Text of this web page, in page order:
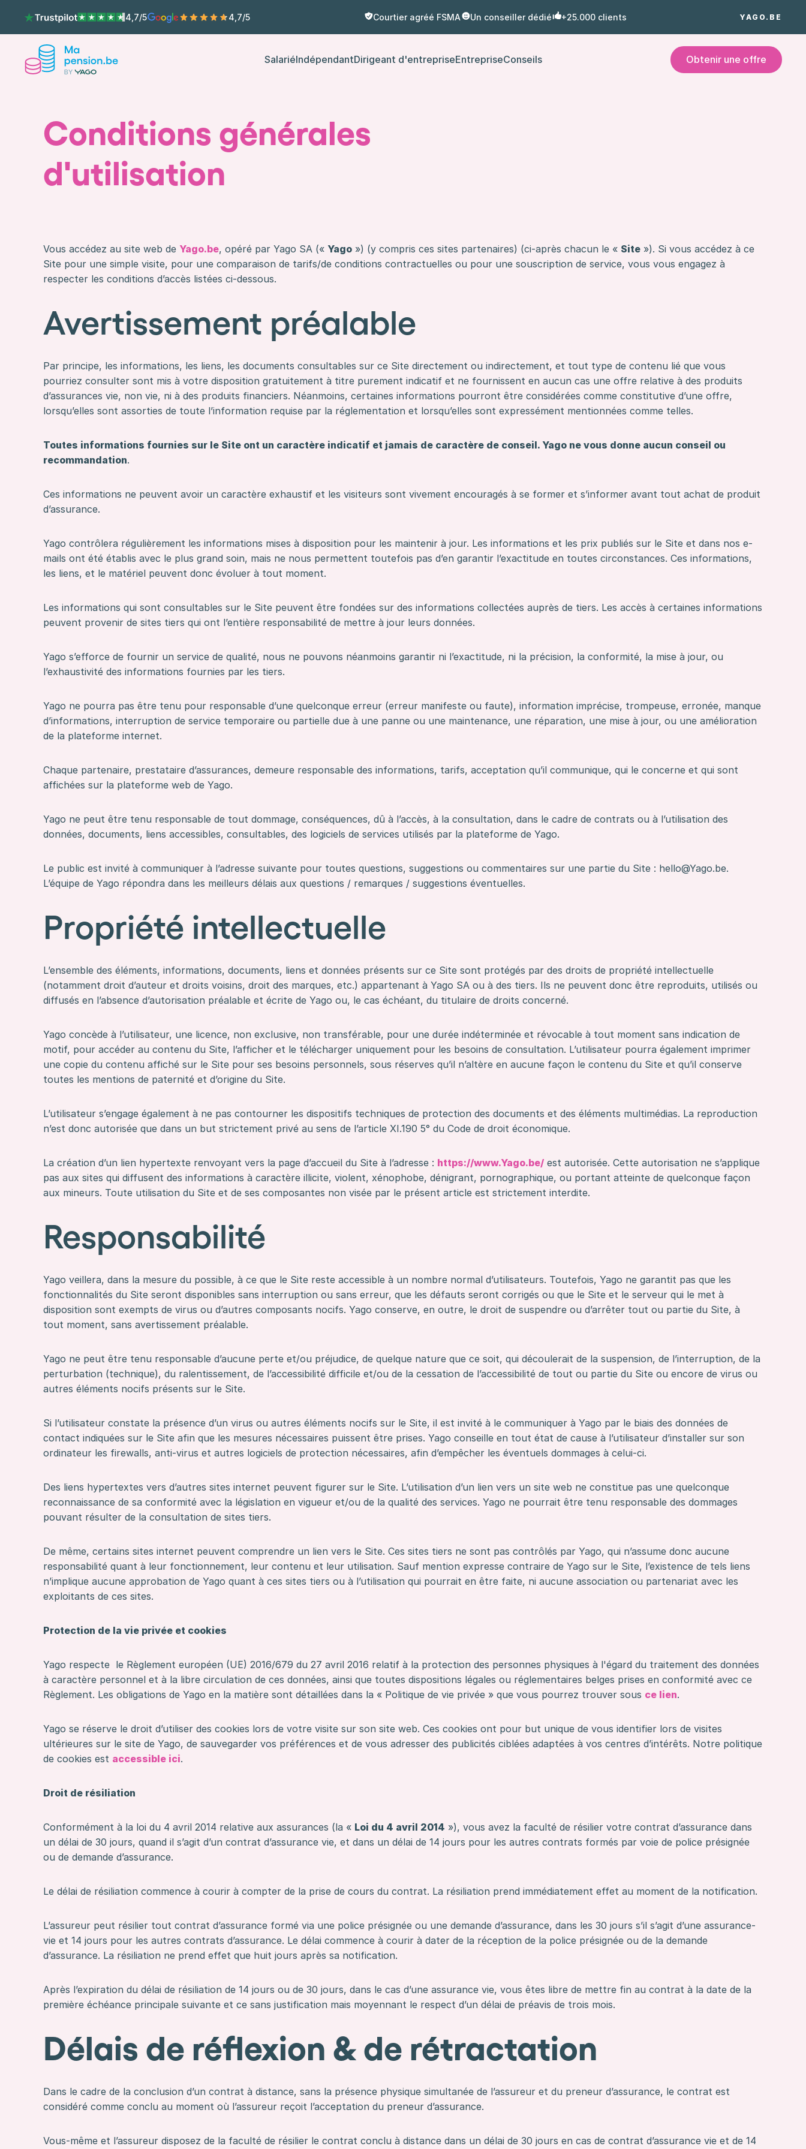
4,7/5 4,7/5 Courtier agréé FSMA Un conseiller dédié +25.000 clients YAGO.BE
SalariéIndépendantDirigeant d'entrepriseEntrepriseConseils Obtenir une offre
Conditions générales
d'utilisation
Vous accédez au site web de Yago.be, opéré par Yago SA (« Yago ») (y compris ces sites partenaires) (ci-après chacun le « Site »). Si vous accédez à ce
Site pour une simple visite, pour une comparaison de tarifs/de conditions contractuelles ou pour une souscription de service, vous vous engagez à
respecter les conditions d’accès listées ci-dessous.
Avertissement préalable
Par principe, les informations, les liens, les documents consultables sur ce Site directement ou indirectement, et tout type de contenu lié que vous
pourriez consulter sont mis à votre disposition gratuitement à titre purement indicatif et ne fournissent en aucun cas une offre relative à des produits
d’assurances vie, non vie, ni à des produits financiers. Néanmoins, certaines informations pourront être considérées comme constitutive d’une offre,
lorsqu’elles sont assorties de toute l’information requise par la réglementation et lorsqu’elles sont expressément mentionnées comme telles.
Toutes informations fournies sur le Site ont un caractère indicatif et jamais de caractère de conseil. Yago ne vous donne aucun conseil ou
recommandation.
Ces informations ne peuvent avoir un caractère exhaustif et les visiteurs sont vivement encouragés à se former et s’informer avant tout achat de produit
d’assurance.
Yago contrôlera régulièrement les informations mises à disposition pour les maintenir à jour. Les informations et les prix publiés sur le Site et dans nos e-
mails ont été établis avec le plus grand soin, mais ne nous permettent toutefois pas d’en garantir l’exactitude en toutes circonstances. Ces informations,
les liens, et le matériel peuvent donc évoluer à tout moment.
Les informations qui sont consultables sur le Site peuvent être fondées sur des informations collectées auprès de tiers. Les accès à certaines informations
peuvent provenir de sites tiers qui ont l’entière responsabilité de mettre à jour leurs données.
Yago s’efforce de fournir un service de qualité, nous ne pouvons néanmoins garantir ni l’exactitude, ni la précision, la conformité, la mise à jour, ou
l’exhaustivité des informations fournies par les tiers.
Yago ne pourra pas être tenu pour responsable d’une quelconque erreur (erreur manifeste ou faute), information imprécise, trompeuse, erronée, manque
d’informations, interruption de service temporaire ou partielle due à une panne ou une maintenance, une réparation, une mise à jour, ou une amélioration
de la plateforme internet.
Chaque partenaire, prestataire d’assurances, demeure responsable des informations, tarifs, acceptation qu’il communique, qui le concerne et qui sont
affichées sur la plateforme web de Yago.
Yago ne peut être tenu responsable de tout dommage, conséquences, dû à l’accès, à la consultation, dans le cadre de contrats ou à l’utilisation des
données, documents, liens accessibles, consultables, des logiciels de services utilisés par la plateforme de Yago.
Le public est invité à communiquer à l’adresse suivante pour toutes questions, suggestions ou commentaires sur une partie du Site : hello@Yago.be.
L’équipe de Yago répondra dans les meilleurs délais aux questions / remarques / suggestions éventuelles.
Propriété intellectuelle
L’ensemble des éléments, informations, documents, liens et données présents sur ce Site sont protégés par des droits de propriété intellectuelle
(notamment droit d’auteur et droits voisins, droit des marques, etc.) appartenant à Yago SA ou à des tiers. Ils ne peuvent donc être reproduits, utilisés ou
diffusés en l’absence d’autorisation préalable et écrite de Yago ou, le cas échéant, du titulaire de droits concerné.
Yago concède à l’utilisateur, une licence, non exclusive, non transférable, pour une durée indéterminée et révocable à tout moment sans indication de
motif, pour accéder au contenu du Site, l’afficher et le télécharger uniquement pour les besoins de consultation. L’utilisateur pourra également imprimer
une copie du contenu affiché sur le Site pour ses besoins personnels, sous réserves qu’il n’altère en aucune façon le contenu du Site et qu’il conserve
toutes les mentions de paternité et d’origine du Site.
L’utilisateur s’engage également à ne pas contourner les dispositifs techniques de protection des documents et des éléments multimédias. La reproduction
n’est donc autorisée que dans un but strictement privé au sens de l’article XI.190 5° du Code de droit économique.
La création d’un lien hypertexte renvoyant vers la page d’accueil du Site à l’adresse : https://www.Yago.be/ est autorisée. Cette autorisation ne s’applique
pas aux sites qui diffusent des informations à caractère illicite, violent, xénophobe, dénigrant, pornographique, ou portant atteinte de quelconque façon
aux mineurs. Toute utilisation du Site et de ses composantes non visée par le présent article est strictement interdite.
Responsabilité
Yago veillera, dans la mesure du possible, à ce que le Site reste accessible à un nombre normal d’utilisateurs. Toutefois, Yago ne garantit pas que les
fonctionnalités du Site seront disponibles sans interruption ou sans erreur, que les défauts seront corrigés ou que le Site et le serveur qui le met à
disposition sont exempts de virus ou d’autres composants nocifs. Yago conserve, en outre, le droit de suspendre ou d’arrêter tout ou partie du Site, à
tout moment, sans avertissement préalable.
Yago ne peut être tenu responsable d’aucune perte et/ou préjudice, de quelque nature que ce soit, qui découlerait de la suspension, de l’interruption, de la
perturbation (technique), du ralentissement, de l’accessibilité difficile et/ou de la cessation de l’accessibilité de tout ou partie du Site ou encore de virus ou
autres éléments nocifs présents sur le Site.
Si l’utilisateur constate la présence d’un virus ou autres éléments nocifs sur le Site, il est invité à le communiquer à Yago par le biais des données de
contact indiquées sur le Site afin que les mesures nécessaires puissent être prises. Yago conseille en tout état de cause à l’utilisateur d’installer sur son
ordinateur les firewalls, anti-virus et autres logiciels de protection nécessaires, afin d’empêcher les éventuels dommages à celui-ci.
Des liens hypertextes vers d’autres sites internet peuvent figurer sur le Site. L’utilisation d’un lien vers un site web ne constitue pas une quelconque
reconnaissance de sa conformité avec la législation en vigueur et/ou de la qualité des services. Yago ne pourrait être tenu responsable des dommages
pouvant résulter de la consultation de sites tiers.
De même, certains sites internet peuvent comprendre un lien vers le Site. Ces sites tiers ne sont pas contrôlés par Yago, qui n’assume donc aucune
responsabilité quant à leur fonctionnement, leur contenu et leur utilisation. Sauf mention expresse contraire de Yago sur le Site, l’existence de tels liens
n’implique aucune approbation de Yago quant à ces sites tiers ou à l’utilisation qui pourrait en être faite, ni aucune association ou partenariat avec les
exploitants de ces sites.
Protection de la vie privée et cookies
Yago respecte le Règlement européen (UE) 2016/679 du 27 avril 2016 relatif à la protection des personnes physiques à l'égard du traitement des données
à caractère personnel et à la libre circulation de ces données, ainsi que toutes dispositions légales ou réglementaires belges prises en conformité avec ce
Règlement. Les obligations de Yago en la matière sont détaillées dans la « Politique de vie privée » que vous pourrez trouver sous ce lien.
Yago se réserve le droit d’utiliser des cookies lors de votre visite sur son site web. Ces cookies ont pour but unique de vous identifier lors de visites
ultérieures sur le site de Yago, de sauvegarder vos préférences et de vous adresser des publicités ciblées adaptées à vos centres d’intérêts. Notre politique
de cookies est accessible ici.
Droit de résiliation
Conformément à la loi du 4 avril 2014 relative aux assurances (la « Loi du 4 avril 2014 »), vous avez la faculté de résilier votre contrat d’assurance dans
un délai de 30 jours, quand il s’agit d’un contrat d’assurance vie, et dans un délai de 14 jours pour les autres contrats formés par voie de police présignée
ou de demande d’assurance.
Le délai de résiliation commence à courir à compter de la prise de cours du contrat. La résiliation prend immédiatement effet au moment de la notification.
L’assureur peut résilier tout contrat d’assurance formé via une police présignée ou une demande d’assurance, dans les 30 jours s’il s’agit d’une assurance-
vie et 14 jours pour les autres contrats d’assurance. Le délai commence à courir à dater de la réception de la police présignée ou de la demande
d’assurance. La résiliation ne prend effet que huit jours après sa notification.
Après l’expiration du délai de résiliation de 14 jours ou de 30 jours, dans le cas d’une assurance vie, vous êtes libre de mettre fin au contrat à la date de la
première échéance principale suivante et ce sans justification mais moyennant le respect d’un délai de préavis de trois mois.
Délais de réflexion & de rétractation
Dans le cadre de la conclusion d’un contrat à distance, sans la présence physique simultanée de l’assureur et du preneur d’assurance, le contrat est
considéré comme conclu au moment où l’assureur reçoit l’acceptation du preneur d’assurance.
Vous-même et l’assureur disposez de la faculté de résilier le contrat conclu à distance dans un délai de 30 jours en cas de contrat d’assurance vie et de 14